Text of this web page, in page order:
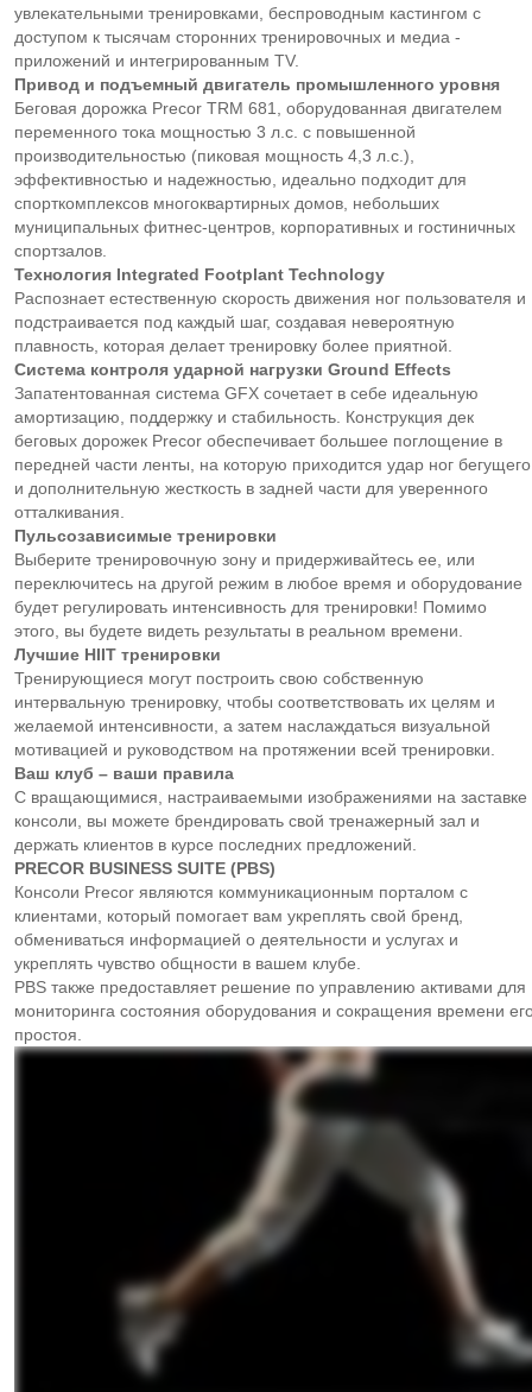
увлекательными тренировками, беспроводным кастингом с
доступом к тысячам сторонних тренировочных и медиа -
приложений и интегрированным TV.
Привод и подъемный двигатель промышленного уровня
Беговая дорожка Precor TRM 681, оборудованная двигателем
переменного тока мощностью 3 л.с. с повышенной
производительностью (пиковая мощность 4,3 л.с.),
эффективностью и надежностью, идеально подходит для
спорткомплексов многоквартирных домов, небольших
муниципальных фитнес-центров, корпоративных и гостиничных
спортзалов.
Технология Integrated Footplant Technology
Распознает естественную скорость движения ног пользователя и
подстраивается под каждый шаг, создавая невероятную
плавность, которая делает тренировку более приятной.
Система контроля ударной нагрузки Ground Effects
Запатентованная система GFX сочетает в себе идеальную
амортизацию, поддержку и стабильность. Конструкция дек
беговых дорожек Precor обеспечивает большее поглощение в
передней части ленты, на которую приходится удар ног
и дополнительную жесткость в задней части для уверенного
отталкивания.
Пульсозависимые тренировки
Выберите тренировочную зону и придерживайтесь ее, или
переключитесь на другой режим в любое время и оборудование
будет регулировать интенсивность для тренировки! Помимо
этого, вы будете видеть результаты в реальном времени.
Лучшие HIIT тренировки
Тренирующиеся могут построить свою собственную
интервальную тренировку, чтобы соответствовать их целям и
желаемой интенсивности, а затем наслаждаться визуальной
мотивацией и руководством на протяжении всей тренировки.
Ваш клуб – ваши правила
С вращающимися, настраиваемыми изображениями на заставке
консоли, вы можете брендировать свой тренажерный зал и
держать клиентов в курсе последних предложений.
PRECOR BUSINESS SUITE (PBS)
Консоли Precor являются коммуникационным порталом с
клиентами, который помогает вам укреплять свой бренд,
обмениваться информацией о деятельности и услугах и
укреплять чувство общности в вашем клубе.
PBS также предоставляет решение по управлению активами для
мониторинга состояния оборудования и сокращения времени
простоя.